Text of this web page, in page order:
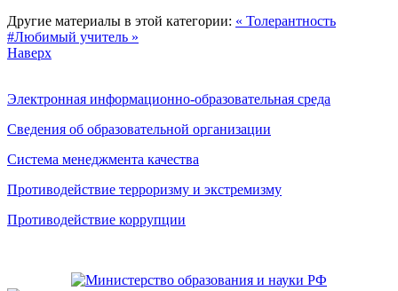
Другие материалы в этой категории: « Толерантность
#Любимый учитель »
Наверх
Электронная информационно-образовательная среда
Сведения об образовательной организации
Система менеджмента качества
Противодействие терроризму и экстремизму
Противодействие коррупции